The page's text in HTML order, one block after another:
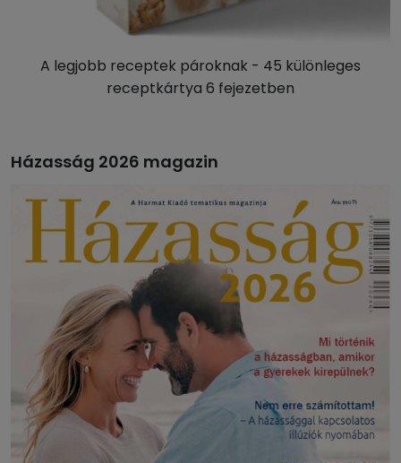
A legjobb receptek pároknak - 45 különleges
receptkártya 6 fejezetben
Házasság 2026 magazin